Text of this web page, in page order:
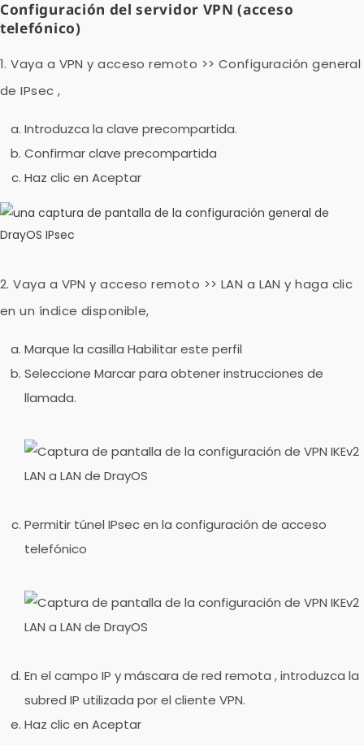
Configuración del servidor VPN (acceso
telefónico)
1. Vaya a VPN y acceso remoto >> Configuración general
de IPsec ,
Introduzca la clave precompartida.
Confirmar clave precompartida
Haz clic en Aceptar
2. Vaya a VPN y acceso remoto >> LAN a LAN y haga clic
en un índice disponible,
Marque la casilla Habilitar este perfil
Seleccione Marcarpara obtener instrucciones de
llamada.
Permitir túnel IPsecen la configuración de acceso
telefónico
En el campo IP ymáscara de red remota , introduzca la
subred IP utilizada por el cliente VPN.
Haz clic en Aceptar